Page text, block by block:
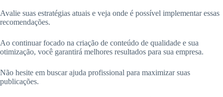
Avalie suas estratégias atuais e veja onde é possível implementar essas
recomendações.
Ao continuar focado na criação de conteúdo de qualidade e sua
otimização, você garantirá melhores resultados para sua empresa.
Não hesite em buscar ajuda profissional para maximizar suas
publicações.